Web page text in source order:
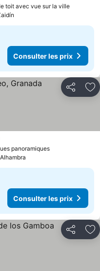
toit avec vue sur la ville
Consulter les prix
Partager
panoramiques
Consulter les prix
Partager